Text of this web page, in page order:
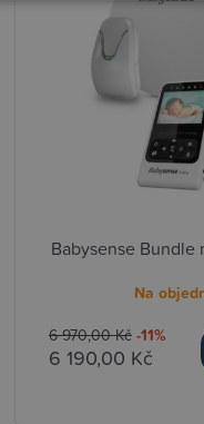
Babysense Bundle
Na
6 970,00 Kč -11%
6 190,00 Kč